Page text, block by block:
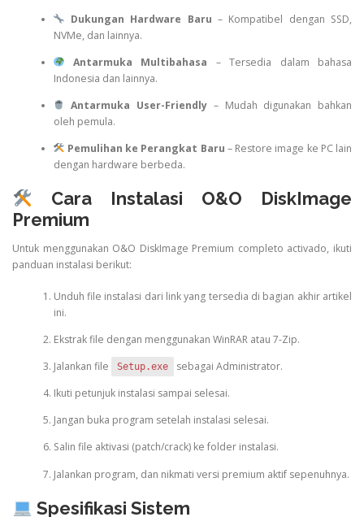
Dukungan Hardware Baru – Kompatibel dengan SSD,
NVMe, dan lainnya.
Antarmuka Multibahasa – Tersedia dalam bahasa
Indonesia dan lainnya.
Antarmuka User-Friendly – Mudah digunakan bahkan
oleh pemula.
Pemulihan ke Perangkat Baru – Restore image ke PC lain
dengan hardware berbeda.
Cara Instalasi O&O DiskImage
Premium
Untuk menggunakan O&O DiskImage Premium completo activado, ikuti
panduan instalasi berikut:
Unduh file instalasi dari link yang tersedia di bagian akhir artikel
ini.
Ekstrak file dengan menggunakan WinRAR atau 7-Zip.
Jalankan file
Setup.exe
sebagai Administrator.
Ikuti petunjuk instalasi sampai selesai.
Jangan buka program setelah instalasi selesai.
Salin file aktivasi (patch/crack) ke folder instalasi.
Jalankan program, dan nikmati versi premium aktif sepenuhnya.
Spesifikasi Sistem